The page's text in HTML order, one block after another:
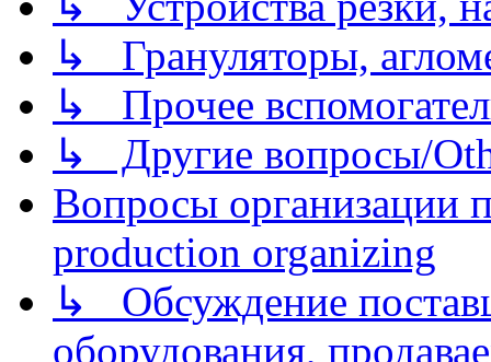
↳ Грануляторы,
↳ Прочее
↳ Другие вопросы/
Вопросы организации
production organizing
↳ Обсуждение
оборудования,